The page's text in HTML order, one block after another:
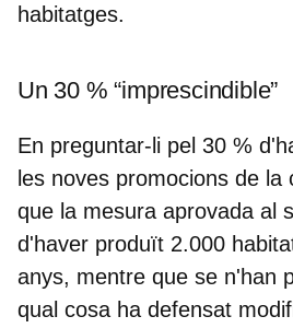
habitatges.
Un 30 % “imprescindible”
En preguntar-li pel 30 %
les noves promocions de la
que la mesura aprovada al
d'haver produït 2.000
anys, mentre que se n'han
qual cosa ha defensat